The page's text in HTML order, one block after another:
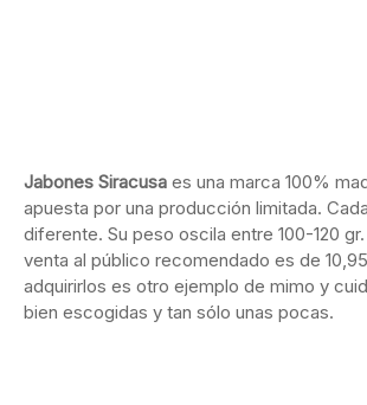
Jabones Siracusa es una marca 100%
apuesta por una producción limitada.
diferente. Su peso oscila entre 100-120
venta al público recomendado es de
adquirirlos es otro ejemplo de mimo y
bien escogidas y tan sólo unas pocas.